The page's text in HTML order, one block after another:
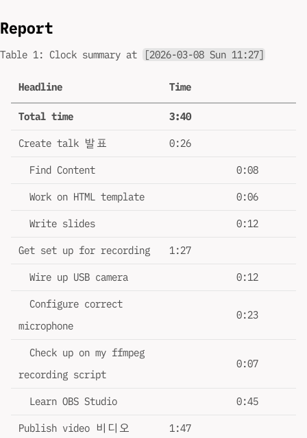
Report
Table 1: Clock summary at [2026-03-08 Sun 11:27]
Headline Time
Total time 3:40
Create talk 발표 0:26
Find Content 0:08
Work on HTML template 0:06
Write slides 0:12
Get set up for recording 1:27
Wire up USB camera 0:12
Configure correct
microphone
0:23
Check up on my ffmpeg
recording script
0:07
Learn OBS Studio 0:45
Publish video 비디오 1:47